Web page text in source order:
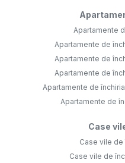
Apartamente
Apartamente de
Apartamente de
Apartamente de
Apartamente de
Apartamente de
Case
Case vile de
Case vile de